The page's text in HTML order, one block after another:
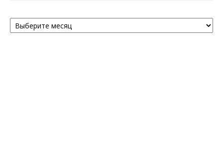
Архив